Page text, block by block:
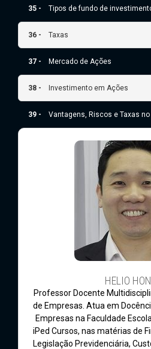
35 - Tipos de fundo de
36 - Taxas
37 - Mercado de Ações
38 - Investimento em Ações
39 - Vantagens, Riscos e Taxas
HELIO
Professor Docente
de Empresas. Atua em
Empresas na Faculdade
iPed Cursos, nas matérias de
Legislação Previdenciária,